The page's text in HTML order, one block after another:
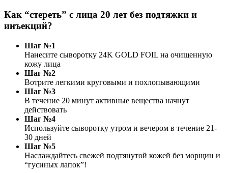
Как “стереть” с лица 20 лет без подтяжки и
инъекций?
Шаг №1
Нанесите сыворотку 24K GOLD FOIL на очищенную
кожу лица
Шаг №2
Вотрите легкими круговыми и похлопывающими
Шаг №3
В течение 20 минут активные вещества начнут
действовать
Шаг №4
Используйте сыворотку утром и вечером в течение 21-
30 дней
Шаг №5
Наслаждайтесь свежей подтянутой кожей без морщин и
“гусиных лапок”!